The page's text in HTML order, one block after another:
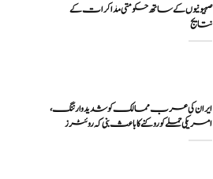
صہیونیوں کے ساتھ حکومتی مذاکرات کے
نتایج
ایران کی عرب ممالک کو شدید وارننگ،
امریکی حملے کو روکنے کا باعث بنی کہ روئٹرز